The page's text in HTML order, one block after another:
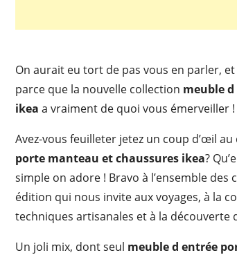
On aurait eu tort de pas vous en parler,
parce que la nouvelle collection meuble
ikea a vraiment de quoi vous émerveiller !
Avez-vous feuilleter jetez un coup d’œil
porte manteau et chaussures ikea?
simple on adore ! Bravo à l’ensemble
édition qui nous invite aux voyages, à la
techniques artisanales et à la découverte
Un joli mix, dont seul meuble d entrée